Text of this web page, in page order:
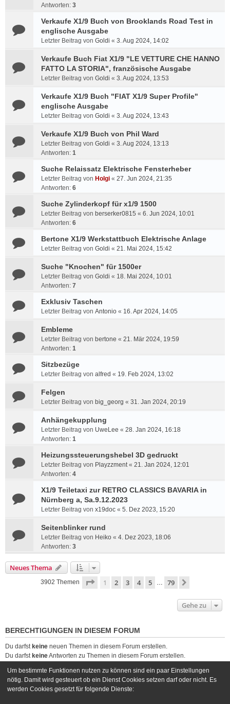
Antworten: 3
Verkaufe X1/9 Buch von Brooklands Road Test in
englische Ausgabe
Letzter Beitrag von Goldi « 3. Aug 2024, 14:02
Verkaufe Buch Fiat X1/9 "LE VETTURE CHE HANNO
FATTO LA STORIA", französische Ausgabe
Letzter Beitrag von Goldi « 3. Aug 2024, 13:53
Verkaufe X1/9 Buch "FIAT X1/9 Super Profile"
englische Ausgabe
Letzter Beitrag von Goldi « 3. Aug 2024, 13:43
Verkaufe X1/9 Buch von Phil Ward
Letzter Beitrag von Goldi « 3. Aug 2024, 13:13
Antworten: 1
Suche Relaissatz Elektrische Fensterheber
Letzter Beitrag von Holgi « 27. Jun 2024, 21:35
Antworten: 6
Suche Zylinderkopf für x1/9 1500
Letzter Beitrag von berserker0815 « 6. Jun 2024, 10:01
Antworten: 6
Bertone X1/9 Werkstattbuch Elektrische Anlage
Letzter Beitrag von Goldi « 21. Mai 2024, 15:42
Suche "Knochen" für 1500er
Letzter Beitrag von Goldi « 18. Mai 2024, 10:01
Antworten: 7
Exklusiv Taschen
Letzter Beitrag von Antonio « 16. Apr 2024, 14:05
Embleme
Letzter Beitrag von bertone « 21. Mär 2024, 19:59
Antworten: 1
Sitzbezüge
Letzter Beitrag von alfred « 19. Feb 2024, 13:02
Felgen
Letzter Beitrag von big_georg « 31. Jan 2024, 20:19
Anhängekupplung
Letzter Beitrag von UweLee « 28. Jan 2024, 16:18
Antworten: 1
Heizungssteuerungshebel 3D gedruckt
Letzter Beitrag von Playzzment« 21. Jan 2024, 12:01
Antworten: 4
X1/9 Teiletaxi zur RETRO CLASSICS BAVARIA in
Nürnberg a, Sa.9.12.2023
Letzter Beitrag von x19doc « 5. Dez 2023, 15:20
Seitenblinker rund
Letzter Beitrag von Heiko « 4. Dez 2023, 18:06
Antworten: 3
Neues Thema
3902 Themen Seite 1von 79
1 2 3 4 5 … 79
Gehe zu
BERECHTIGUNGEN IN DIESEM FORUM
Du darfst keine neuen Themen in diesem Forum erstellen.
Du darfst keineAntworten zu Themen in diesem Forum erstellen.
Du darfst deine Beiträge in diesem Forumnichtlöschen.
Du darfstkeineDateianhänge in diesem Forum erstellen.
Um bestimmte Funktionen nutzen zu können sind ein paar Einstellungen
nötig. Damit wird gesteuert ob ein Dienst Cookies setzen darf oder nicht. Es
werden Cookies gesetzt für folgende Dienste: